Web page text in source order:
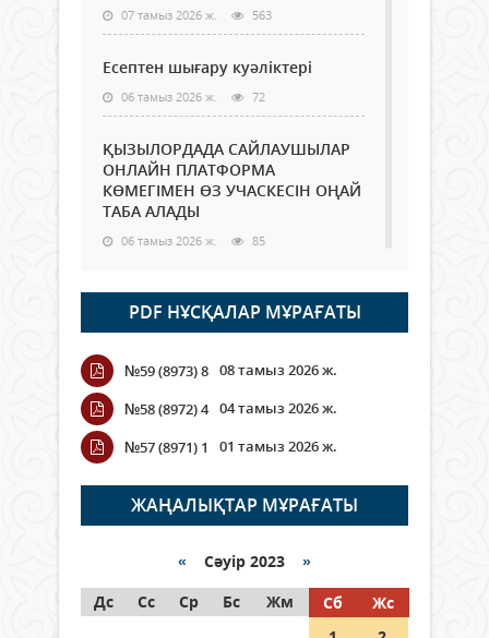
07 тамыз 2026 ж. 563
Есептен шығару куәліктері
06 тамыз 2026 ж. 72
ҚЫЗЫЛОРДАДА САЙЛАУШЫЛАР
ОНЛАЙН ПЛАТФОРМА
КӨМЕГІМЕН ӨЗ УЧАСКЕСІН ОҢАЙ
ТАБА АЛАДЫ
06 тамыз 2026 ж. 85
Open Air: Қызылорда облысы
полиция департаменті 20
мыңнан астам көрерменнің
қауіпсіздігін қамтамасыз етті
06 тамыз 2026 ж.
Wi-Fi ҚАБЫРҒА АРҚЫЛЫ ҚАЛАЙ
ӨТЕДІ?
06 тамыз 2026 ж. 262
граждане Казахстана,
05 тамыз 2026 ж. 144
PDF НҰСҚАЛАР МҰРАҒАТЫ
№59 (8973) 8 08 тамыз 2026 ж.
№58 (8972) 4 04 тамыз 2026 ж.
№57 (8971) 1
01 тамыз 2026 ж.
ЖАҢАЛЫҚТАР МҰРАҒАТЫ
« Сәуір 2023 »
Дс
Сс Ср Бс Жм Сб
Жс